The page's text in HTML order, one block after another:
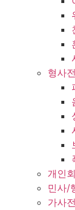
형사
개인
민사/
가사